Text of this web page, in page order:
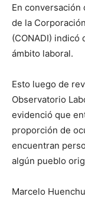
En conversación
de la
(CONADI)
ámbito laboral.
Esto luego de
Observatorio
evidenció que
proporción de
encuentran
algún pueblo
Marcelo